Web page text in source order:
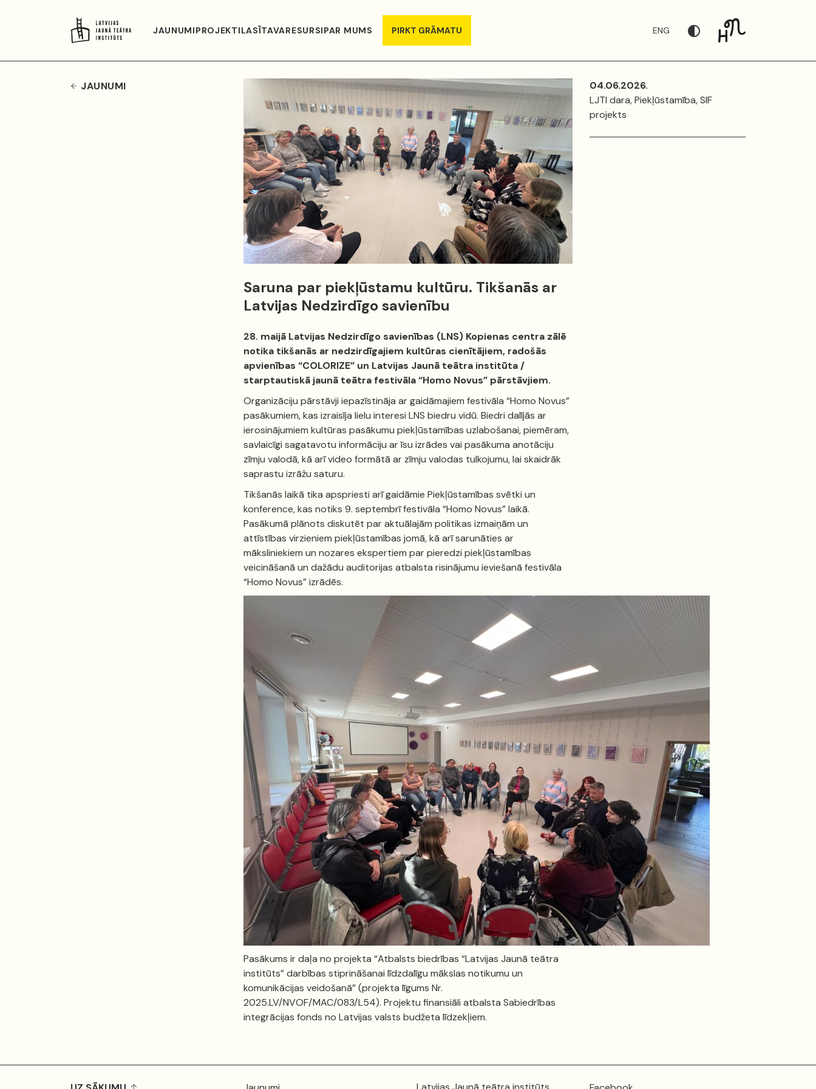
JAUNUMIPROJEKTILASĪTAVARESURSIPAR MUMS PIRKT GRĀMATU ENG
JAUNUMI
Saruna par piekļūstamu kultūru. Tikšanās ar
Latvijas Nedzirdīgo savienību
28. maijā Latvijas Nedzirdīgo savienības (LNS) Kopienas centra zālē
notika tikšanās ar nedzirdīgajiem kultūras cienītājiem, radošās
apvienības “COLORIZE” un Latvijas Jaunā teātra institūta /
starptautiskā jaunā teātra festivāla “Homo Novus” pārstāvjiem.
Organizāciju pārstāvji iepazīstināja ar gaidāmajiem festivāla “Homo Novus”
pasākumiem, kas izraisīja lielu interesi LNS biedru vidū. Biedri dalījās ar
ierosinājumiem kultūras pasākumu piekļūstamības uzlabošanai, piemēram,
savlaicīgi sagatavotu informāciju ar īsu izrādes vai pasākuma anotāciju
zīmju valodā, kā arī video formātā ar zīmju valodas tulkojumu, lai skaidrāk
saprastu izrāžu saturu.
Tikšanās laikā tika apspriesti arī gaidāmie Piekļūstamības svētki un
konference, kas notiks 9. septembrī festivāla “Homo Novus” laikā.
Pasākumā plānots diskutēt par aktuālajām politikas izmaiņām un
attīstības virzieniem piekļūstamības jomā, kā arī sarunāties ar
māksliniekiem un nozares ekspertiem par pieredzi piekļūstamības
veicināšanā un dažādu auditorijas atbalsta risinājumu ieviešanā festivāla
“Homo Novus” izrādēs.
Pasākums ir daļa no projekta “Atbalsts biedrības “Latvijas Jaunā teātra
institūts” darbības stiprināšanai līdzdalīgu mākslas notikumu un
komunikācijas veidošanā” (projekta līgums Nr.
2025.LV/NVOF/MAC/083/L54). Projektu finansiāli atbalsta Sabiedrības
integrācijas fonds no Latvijas valsts budžeta līdzekļiem.
04.06.2026.
LJTI dara, Piekļūstamība, SIF
projekts